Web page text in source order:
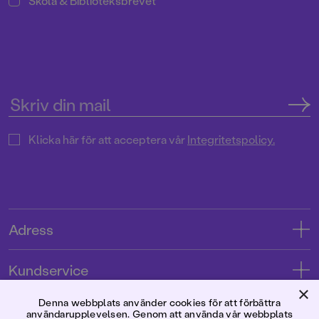
Klicka här för att acceptera vårIntegritetspolicy.
Adress
Tryckerigatan 4
Kundservice
Kontakta oss
Förlaget
×
Denna webbplats använder cookies för att förbättra
användarupplevelsen. Genom att använda vår webbplats